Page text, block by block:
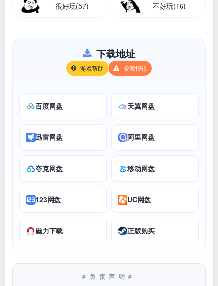
很好玩(57) 不好玩(16)
下载地址
游戏帮助 资源报错
百度网盘 天翼网盘
迅雷网盘 阿里网盘
夸克网盘 移动网盘
123网盘 UC网盘
磁力下载 正版购买
#免责声明#